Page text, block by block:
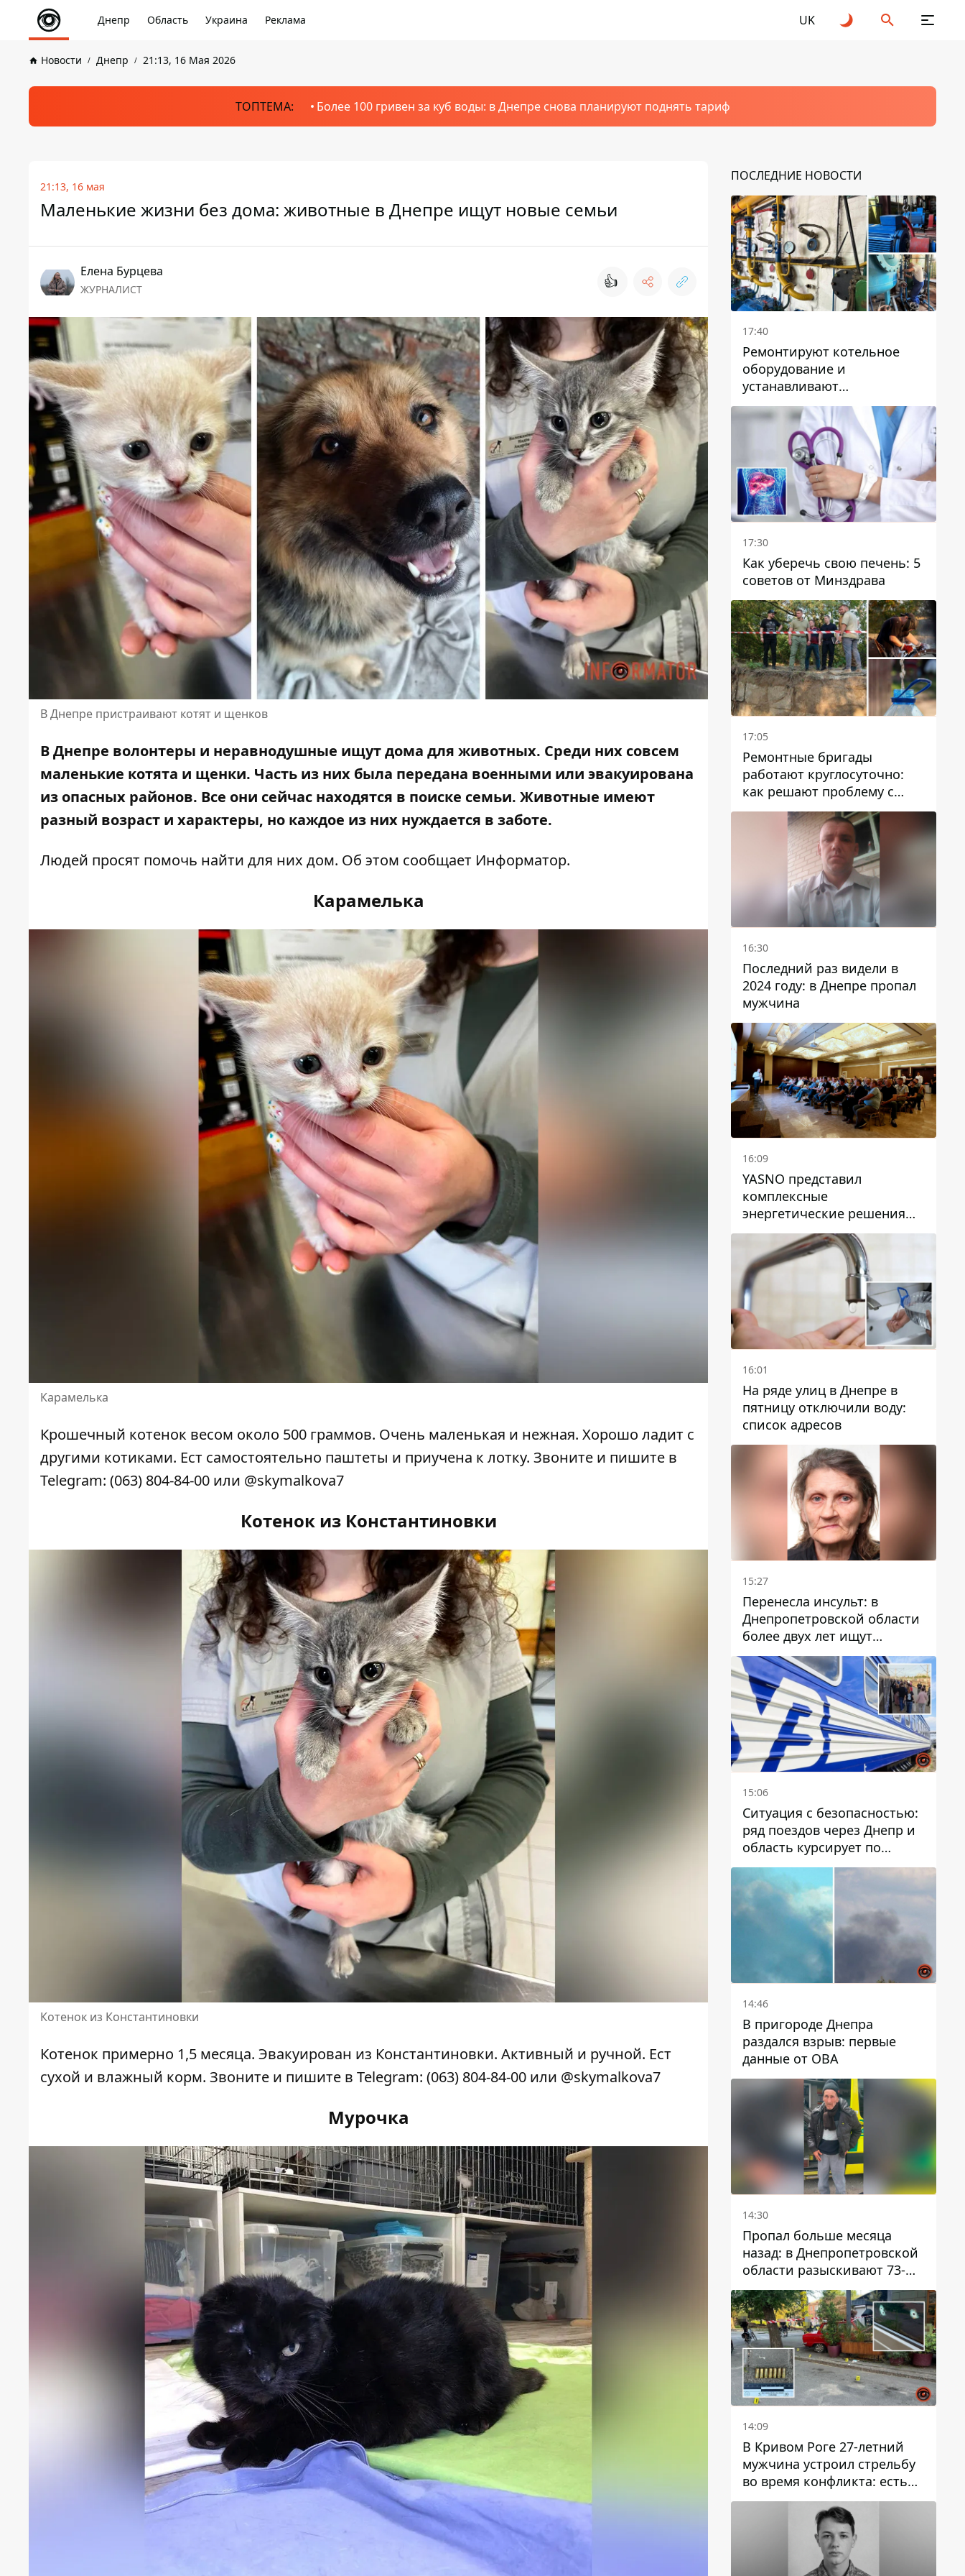
Днепр Область Украина Реклама UK
Новости Днепр 21:13, 16 Мая 2026
ТОПТЕМА: Более 100 гривен за куб воды: в Днепре снова планируют поднять тариф
21:13, 16 мая
Маленькие жизни без дома: животные в Днепре ищут новые семьи
Елена Бурцева
ЖУРНАЛИСТ 👍
В Днепре пристраивают котят и щенков
В Днепре волонтеры и неравнодушные ищут дома для животных. Среди них совсем
маленькие котята и щенки. Часть из них была передана военными или эвакуирована
из опасных районов. Все они сейчас находятся в поиске семьи. Животные имеют
разный возраст и характеры, но каждое из них нуждается в заботе.
Людей просят помочь найти для них дом. Об этом сообщает Информатор.
Карамелька
Карамелька
Крошечный котенок весом около 500 граммов. Очень маленькая и нежная. Хорошо ладит с
другими котиками. Ест самостоятельно паштеты и приучена к лотку. Звоните и пишите в
Telegram: (063) 804-84-00 или @skymalkova7
Котенок из Константиновки
Котенок из Константиновки
Котенок примерно 1,5 месяца. Эвакуирован из Константиновки. Активный и ручной. Ест
сухой и влажный корм. Звоните и пишите в Telegram: (063) 804-84-00 или @skymalkova7
Мурочка
ПОСЛЕДНИЕ НОВОСТИ
17:40
Ремонтируют котельное
оборудование и
устанавливают
генераторные установки:
как в Днепре готовятся к
отопительному сезону
17:30
Как уберечь свою печень: 5
советов от Минздрава
17:05
Ремонтные бригады
работают круглосуточно:
как решают проблему с
водой в Марганецкой
громаде
16:30
Последний раз видели в
2024 году: в Днепре пропал
мужчина
16:09
YASNO представил
комплексные
энергетические решения
для бизнеса в Днепре
16:01
На ряде улиц в Днепре в
пятницу отключили воду:
список адресов
15:27
Перенесла инсульт: в
Днепропетровской области
более двух лет ищут
пропавшую женщину
15:06
Ситуация с безопасностью:
ряд поездов через Днепр и
область курсирует по
измененному маршруту, а
часть пути заменили
автобусами и электричками
14:46
В пригороде Днепра
раздался взрыв: первые
данные от ОВА
14:30
Пропал больше месяца
назад: в Днепропетровской
области разыскивают 73-
летнего мужчину
14:09
В Кривом Роге 27-летний
мужчина устроил стрельбу
во время конфликта: есть
раненый